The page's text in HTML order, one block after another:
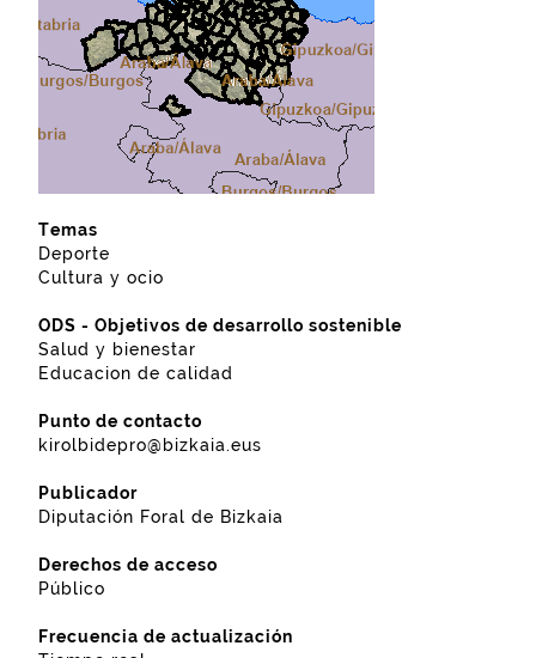
Temas
Deporte
Cultura y ocio
ODS - Objetivos de desarrollo sostenible
Salud y bienestar
Educacion de calidad
Punto de contacto
kirolbidepro@bizkaia.eus
Publicador
Diputación Foral de Bizkaia
Derechos de acceso
Público
Frecuencia de actualización